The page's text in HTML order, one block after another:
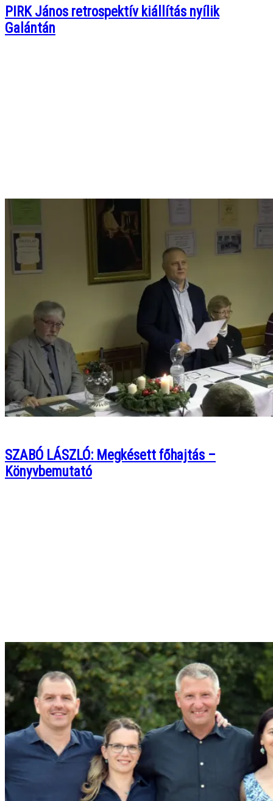
PIRK János retrospektív kiállítás nyílik
Galántán
SZABÓ LÁSZLÓ: Megkésett főhajtás –
Könyvbemutató